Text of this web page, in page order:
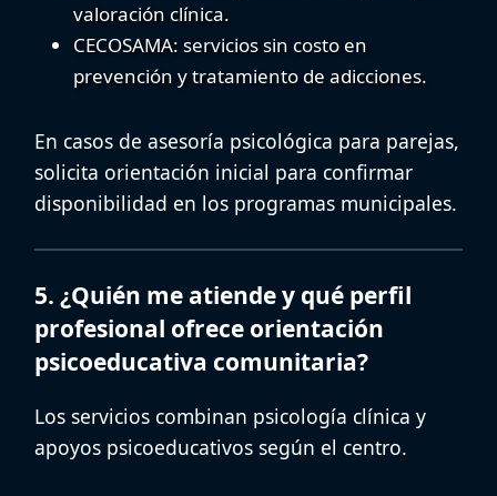
valoración clínica.
CECOSAMA: servicios sin costo en
prevención y tratamiento de adicciones.
En casos de asesoría psicológica para parejas,
solicita orientación inicial para confirmar
disponibilidad en los programas municipales.
5. ¿Quién me atiende y qué perfil
profesional ofrece orientación
psicoeducativa comunitaria?
Los servicios combinan psicología clínica y
apoyos psicoeducativos según el centro.